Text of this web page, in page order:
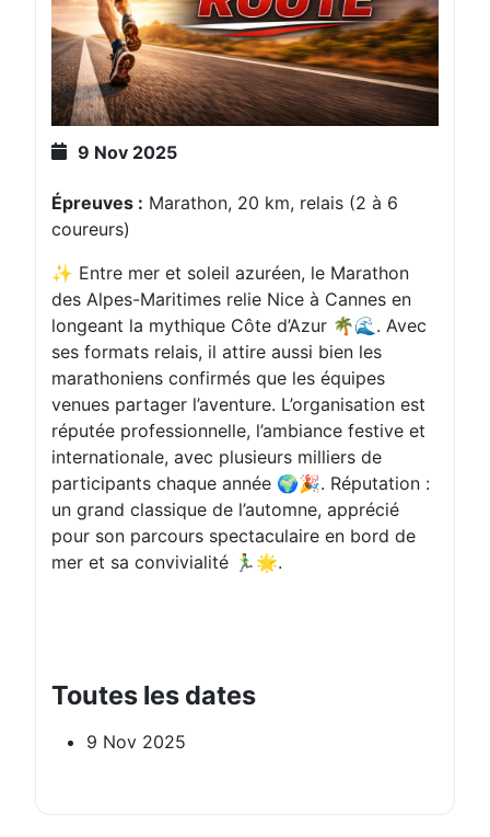
9 Nov 2025
Épreuves : Marathon, 20 km, relais (2 à 6
coureurs)
✨ Entre mer et soleil azuréen, le Marathon
des Alpes-Maritimes relie Nice à Cannes en
longeant la mythique Côte d’Azur 🌴🌊. Avec
ses formats relais, il attire aussi bien les
marathoniens confirmés que les équipes
venues partager l’aventure. L’organisation est
réputée professionnelle, l’ambiance festive et
internationale, avec plusieurs milliers de
participants chaque année 🌍🎉. Réputation :
un grand classique de l’automne, apprécié
pour son parcours spectaculaire en bord de
mer et sa convivialité 🏃‍♂️🌟.
Toutes les dates
9 Nov 2025